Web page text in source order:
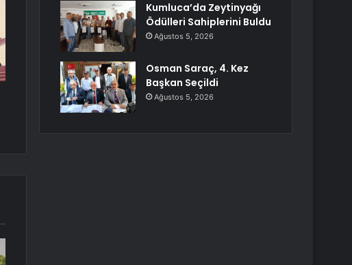
Kumluca’da Zeytinyağı
Ödülleri Sahiplerini Buldu
Ağustos 5, 2026
Osman Saraç, 4. Kez
Başkan Seçildi
Ağustos 5, 2026